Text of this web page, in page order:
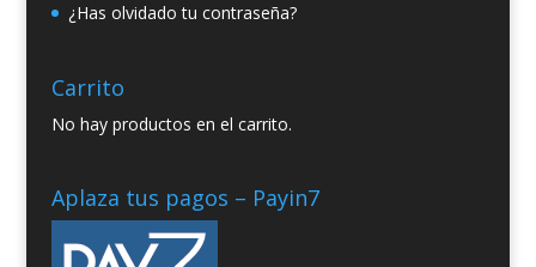
¿Has olvidado tu contraseña?
Carrito
No hay productos en el carrito.
Aplaza tus pagos – Payin7